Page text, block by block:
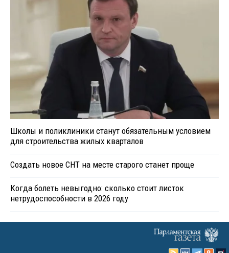
Школы и поликлиники станут обязательным условием
для строительства жилых кварталов
Создать новое СНТ на месте старого станет проще
Когда болеть невыгодно: сколько стоит листок
нетрудоспособности в 2026 году